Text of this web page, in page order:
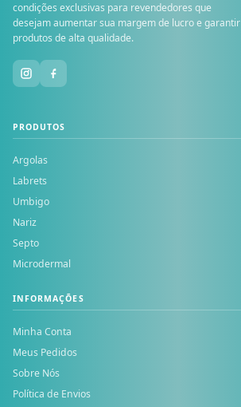
condições exclusivas para revendedores que
desejam aumentar sua margem de lucro e garantir
produtos de alta qualidade.
PRODUTOS
Argolas
Labrets
Umbigo
Nariz
Septo
Microdermal
INFORMAÇÕES
Minha Conta
Meus Pedidos
Sobre Nós
Política de Envios